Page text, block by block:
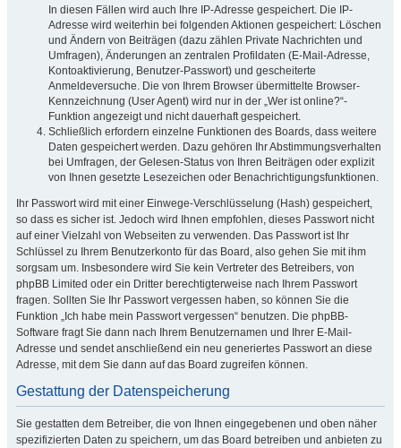
In diesen Fällen wird auch Ihre IP-Adresse gespeichert. Die IP-
Adresse wird weiterhin bei folgenden Aktionen gespeichert: Löschen
und Ändern von Beiträgen (dazu zählen Private Nachrichten und
Umfragen), Änderungen an zentralen Profildaten (E-Mail-Adresse,
Kontoaktivierung, Benutzer-Passwort) und gescheiterte
Anmeldeversuche. Die von Ihrem Browser übermittelte Browser-
Kennzeichnung (User Agent) wird nur in der „Wer ist online?“-
Funktion angezeigt und nicht dauerhaft gespeichert.
Schließlich erfordern einzelne Funktionen des Boards, dass weitere
Daten gespeichert werden. Dazu gehören Ihr Abstimmungsverhalten
bei Umfragen, der Gelesen-Status von Ihren Beiträgen oder explizit
von Ihnen gesetzte Lesezeichen oder Benachrichtigungsfunktionen.
Ihr Passwort wird mit einer Einwege-Verschlüsselung (Hash) gespeichert,
so dass es sicher ist. Jedoch wird Ihnen empfohlen, dieses Passwort nicht
auf einer Vielzahl von Webseiten zu verwenden. Das Passwort ist Ihr
Schlüssel zu Ihrem Benutzerkonto für das Board, also gehen Sie mit ihm
sorgsam um. Insbesondere wird Sie kein Vertreter des Betreibers, von
phpBB Limited oder ein Dritter berechtigterweise nach Ihrem Passwort
fragen. Sollten Sie Ihr Passwort vergessen haben, so können Sie die
Funktion „Ich habe mein Passwort vergessen“ benutzen. Die phpBB-
Software fragt Sie dann nach Ihrem Benutzernamen und Ihrer E-Mail-
Adresse und sendet anschließend ein neu generiertes Passwort an diese
Adresse, mit dem Sie dann auf das Board zugreifen können.
Gestattung der Datenspeicherung
Sie gestatten dem Betreiber, die von Ihnen eingegebenen und oben näher
spezifizierten Daten zu speichern, um das Board betreiben und anbieten zu